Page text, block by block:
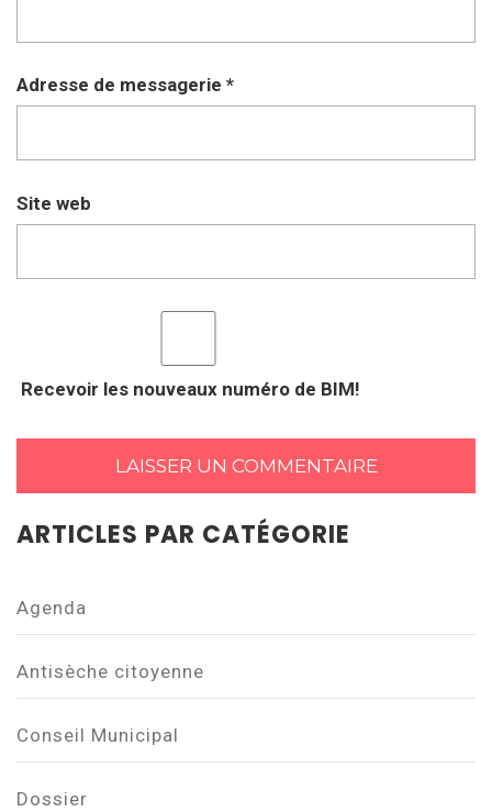
Adresse de messagerie *
Site web
Recevoir les nouveaux numéro de BIM!
ARTICLES PAR CATÉGORIE
Agenda
Antisèche citoyenne
Conseil Municipal
Dossier